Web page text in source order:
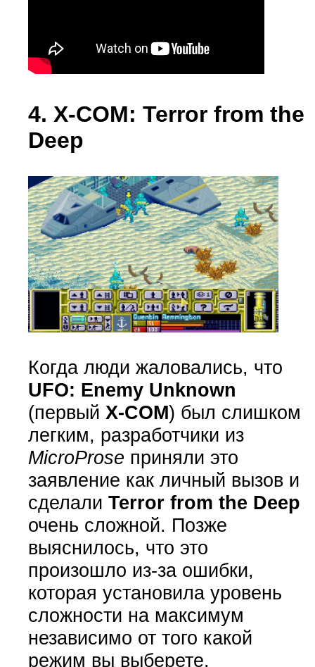
4. X-COM: Terror from the
Deep
Когда люди жаловались, что
UFO: Enemy Unknown
(первый X-COM) был слишком
легким, разработчики из
MicroProse приняли это
заявление как личный вызов и
сделали Terror from the Deep
очень сложной. Позже
выяснилось, что это
произошло из-за ошибки,
которая установила уровень
сложности на максимум
независимо от того какой
режим вы выберете.